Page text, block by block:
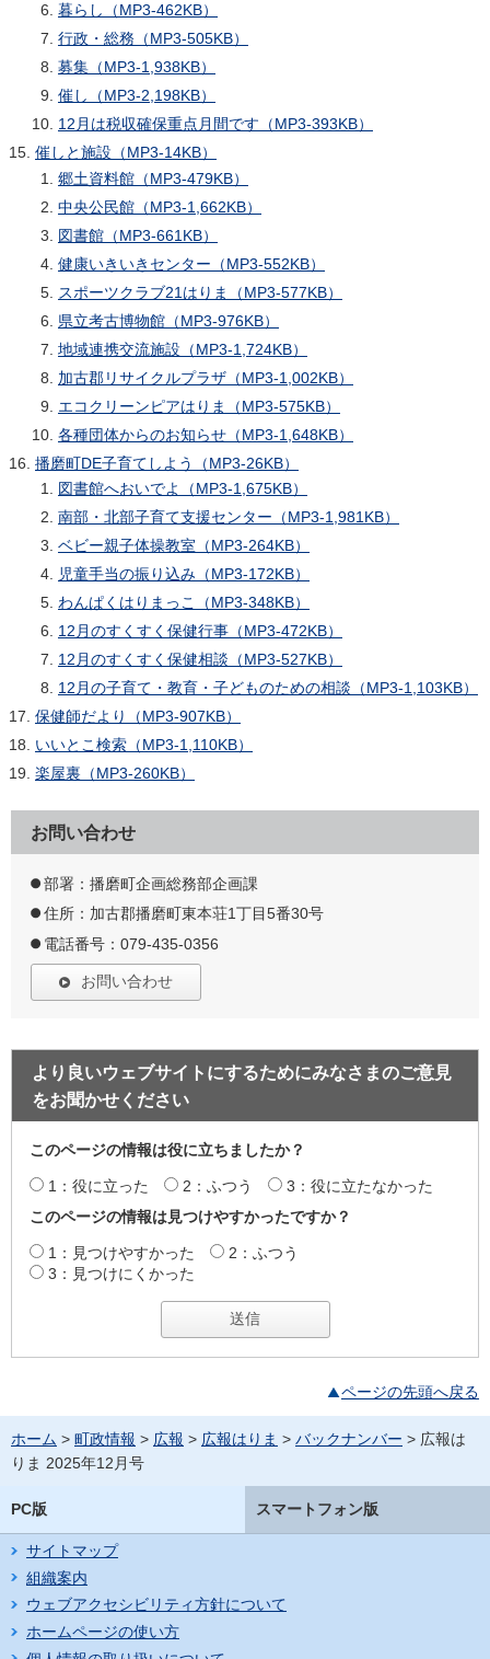
暮らし（MP3-462KB）
行政・総務（MP3-505KB）
募集（MP3-1,938KB）
催し（MP3-2,198KB）
12月は税収確保重点月間です（MP3-393KB）
催しと施設（MP3-14KB）
郷土資料館（MP3-479KB）
中央公民館（MP3-1,662KB）
図書館（MP3-661KB）
健康いきいきセンター（MP3-552KB）
スポーツクラブ21はりま（MP3-577KB）
県立考古博物館（MP3-976KB）
地域連携交流施設（MP3-1,724KB）
加古郡リサイクルプラザ（MP3-1,002KB）
エコクリーンピアはりま（MP3-575KB）
各種団体からのお知らせ（MP3-1,648KB）
播磨町DE子育てしよう（MP3-26KB）
図書館へおいでよ（MP3-1,675KB）
南部・北部子育て支援センター（MP3-1,981KB）
ベビー親子体操教室（MP3-264KB）
児童手当の振り込み（MP3-172KB）
わんぱくはりまっこ（MP3-348KB）
12月のすくすく保健行事（MP3-472KB）
12月のすくすく保健相談（MP3-527KB）
12月の子育て・教育・子どものための相談（MP3-1,103KB）
保健師だより（MP3-907KB）
いいとこ検索（MP3-1,110KB）
楽屋裏（MP3-260KB）
お問い合わせ
部署：播磨町企画総務部企画課
住所：加古郡播磨町東本荘1丁目5番30号
電話番号：079-435-0356
お問い合わせ
より良いウェブサイトにするためにみなさまのご意見
をお聞かせください
このページの情報は役に立ちましたか？
1：役に立った 2：ふつう
3：役に立たなかった
このページの情報は見つけやすかったですか？
1：見つけやすかった
2：ふつう
3：見つけにくかった
ページの先頭へ戻る
ホーム > 町政情報 > 広報 > 広報はりま > バックナンバー > 広報は
りま 2025年12月号
PC版 スマートフォン版
サイトマップ
組織案内
ウェブアクセシビリティ方針について
ホームページの使い方